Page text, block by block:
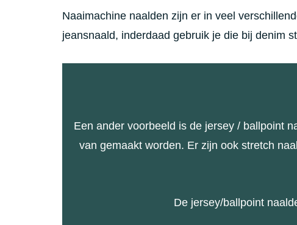
Naaimachine naalden zijn er in veel
jeansnaald, inderdaad gebruik je die bij denim
Een ander voorbeeld is de jersey / ballpoint
van gemaakt worden. Er zijn ook stretch
De jersey/ballpoint